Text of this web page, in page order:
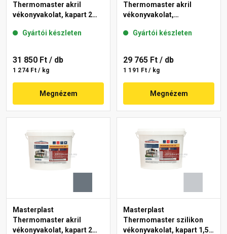
Thermomaster akril
vékonyvakolat, kapart 2
Gyártói készleten
31 850 Ft / db
1 274 Ft / kg
Megnézem
Thermomaster akril
vékonyvakolat,
50-F 25 kg
Gyártói készleten
29 765 Ft / db
1 191 Ft / kg
Megnézem
Masterplast
Thermomaster akril
vékonyvakolat, kapart 2
Masterplast
Thermomaster szilikon
vékonyvakolat, kapart 1,5